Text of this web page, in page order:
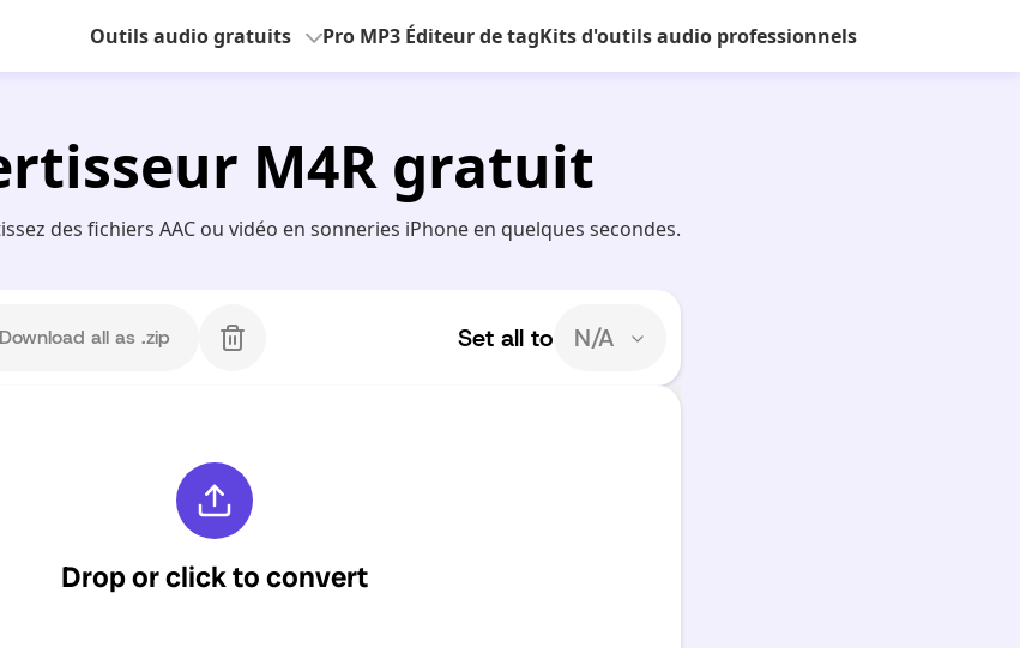
Outils audio gratuits Pro MP3 Éditeur de tagKits d'outils audio professionnels
M4R gratuit
des fichiers AAC ou vidéo en sonneries iPhone en quelques secondes.